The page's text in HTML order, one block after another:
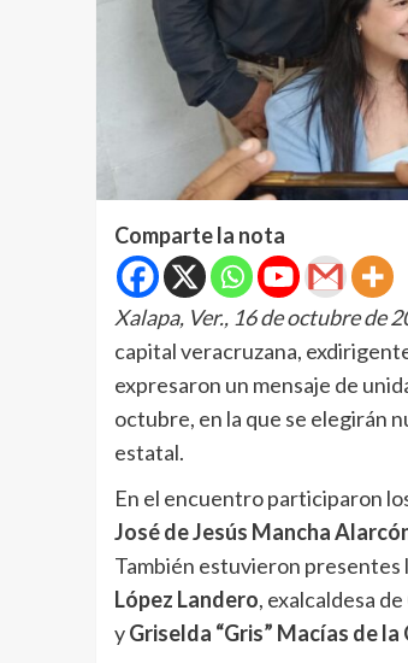
Comparte la nota
Xalapa, Ver., 16 de octubre de
capital veracruzana,
expresaron un mensaje de
octubre, en la que se elegirán
estatal.
En el encuentro participaron
José de Jesús Mancha
También estuvieron presentes
López Landero, exalcaldesa
yGriselda “Gris” Macías de la